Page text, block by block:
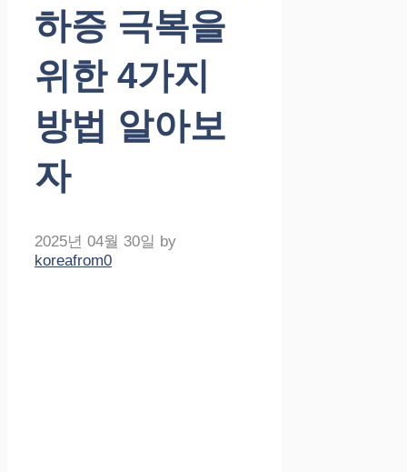
하증 극복을
위한 4가지
방법 알아보
자
2025년 04월 30일 by
koreafrom0